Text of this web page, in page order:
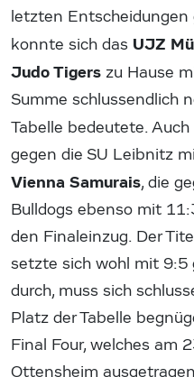
letzten Entscheidungen
konnte sich das UJZ
Judo Tigers zu Hause
Summe schlussendlich
Tabelle bedeutete. Auch
gegen die SU Leibnitz
Vienna Samurais, die
Bulldogs ebenso mit
den Finaleinzug. Der
setzte sich wohl mit 9:5
durch, muss sich
Platz der Tabelle
Final Four, welches am
Ottensheim